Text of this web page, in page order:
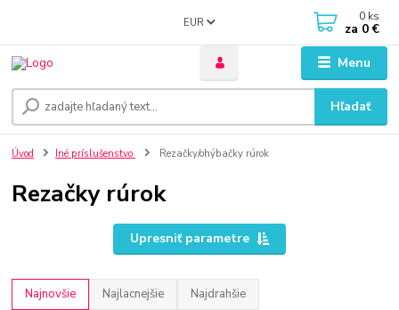
Menu
EUR
Hľadať
0 ks
za 0 €
Úvod Iné príslušenstvo Rezačky/ohýbačky rúrok
Rezačky rúrok
Upresniť parametre
Najnovšie Najlacnejšie Najdrahšie